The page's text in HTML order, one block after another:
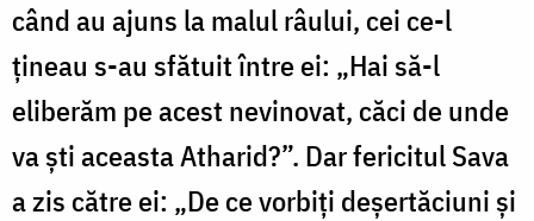
când au ajuns la malul râului, cei ce-l
ţineau s-au sfătuit între ei: „Hai să-l
eliberăm pe acest nevinovat, căci de unde
va şti aceasta Atharid?”. Dar fericitul Sava
a zis către ei: „De ce vorbiţi deşertăciuni şi